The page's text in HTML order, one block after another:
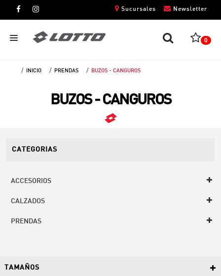
Newsletter
Sucursales
0
INICIO PRENDAS BUZOS - CANGUROS
BUZOS - CANGUROS
CATEGORIAS
ACCESORIOS
CALZADOS
PRENDAS
TAMAÑOS